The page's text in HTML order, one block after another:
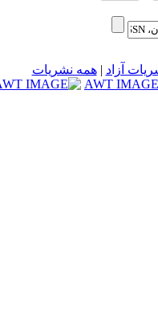
آزاد |همه نشریات